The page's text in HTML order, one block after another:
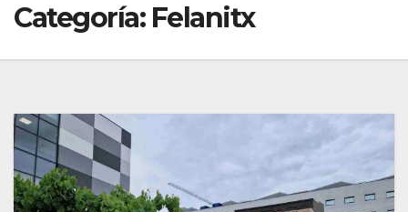
Categoría: Felanitx